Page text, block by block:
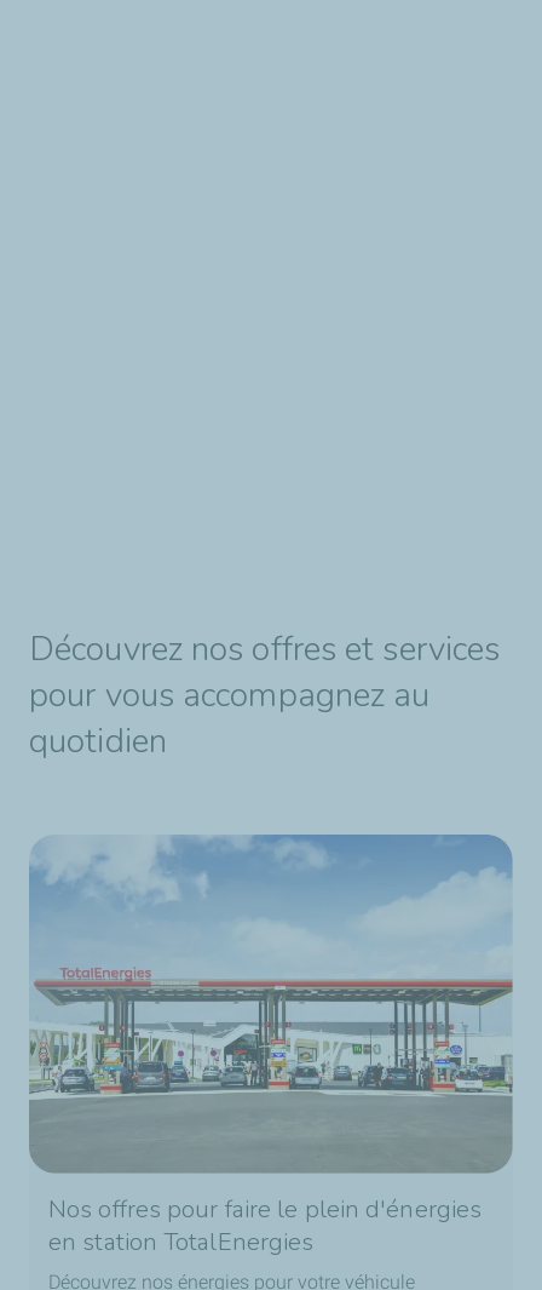
Découvrez nos offres et services
pour vous accompagnez au
quotidien
Nos offres pour faire le plein d'énergies
en station TotalEnergies
Découvrez nos énergies pour votre véhicule